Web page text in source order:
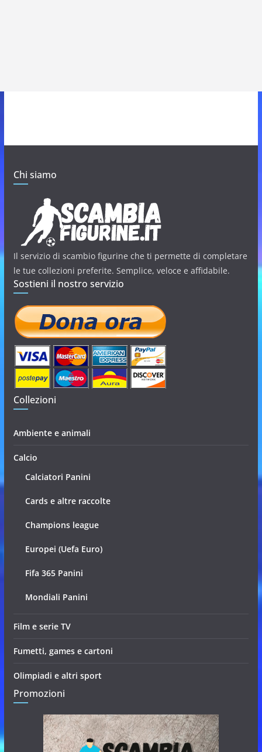
Chi siamo
Il servizio di scambio figurine che ti permette di completare
le tue collezioni preferite. Semplice, veloce e affidabile.
Sostieni il nostro servizio
Collezioni
Ambiente e animali
Calcio
Calciatori Panini
Cards e altre raccolte
Champions league
Europei (Uefa Euro)
Fifa 365 Panini
Mondiali Panini
Film e serie TV
Fumetti, games e cartoni
Olimpiadi e altri sport
Promozioni